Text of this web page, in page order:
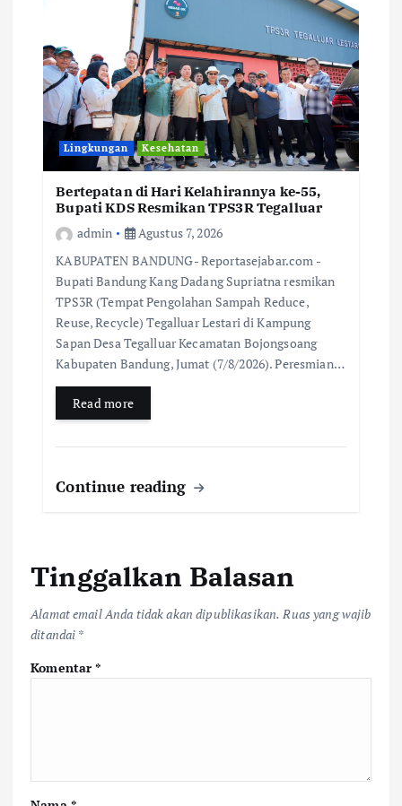
Lingkungan Kesehatan
Bertepatan di Hari Kelahirannya ke-55,
Bupati KDS Resmikan TPS3R Tegalluar
admin
Agustus 7, 2026
KABUPATEN BANDUNG- Reportasejabar.com -
Bupati Bandung Kang Dadang Supriatna resmikan
TPS3R (Tempat Pengolahan Sampah Reduce,
Reuse, Recycle) Tegalluar Lestari di Kampung
Sapan Desa Tegalluar Kecamatan Bojongsoang
Kabupaten Bandung, Jumat (7/8/2026). Peresmian…
Read more
Continue reading
Tinggalkan Balasan
Alamat email Anda tidak akan dipublikasikan. Ruas yang wajib
ditandai *
Komentar*